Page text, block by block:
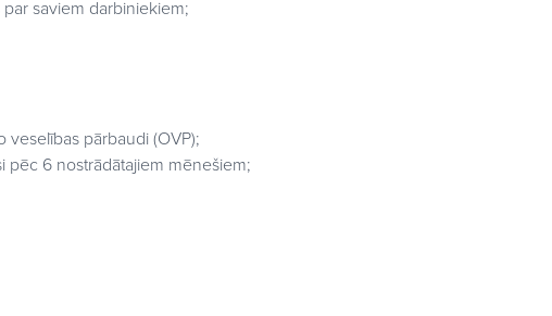
saviem darbiniekiem;
pārbaudi (OVP);
pēc 6 nostrādātajiem mēnešiem;